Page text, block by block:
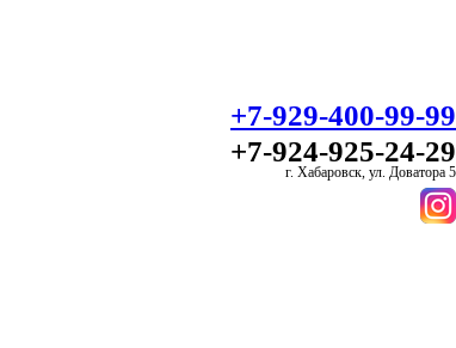
+7-929-400-99-99
+7-924-925-24-29
г. Хабаровск, ул. Доватора 5